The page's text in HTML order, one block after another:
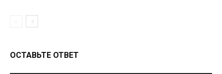
ОСТАВЬТЕ ОТВЕТ